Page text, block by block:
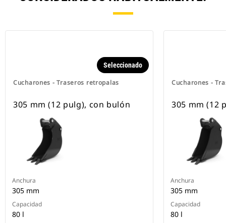
Cucharones - Traseros retropalas
Seleccionado
305 mm (12 pulg), con bulón
Anchura
305 mm
Capacidad
80 l
Cucharones -
305 mm (12
Anchura
305 mm
Capacidad
80 l